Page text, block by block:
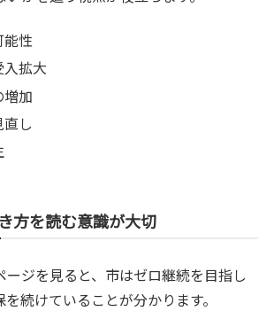
能性
拡大
加
し
方を読む意識が大切
ージを見ると、市はゼロ継続を目指し
続けていることが分かります。